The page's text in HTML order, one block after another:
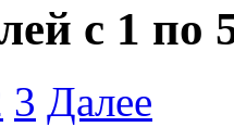
с 1 по
3 Далее